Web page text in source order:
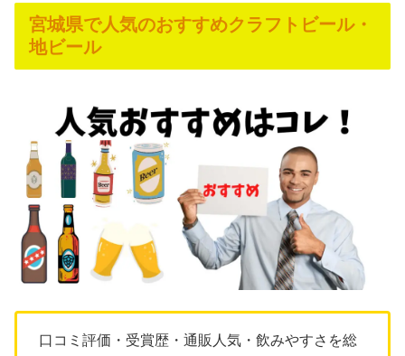
宮城県で人気のおすすめクラフトビール・
地ビール
口コミ評価・受賞歴・通販人気・飲みやすさを総